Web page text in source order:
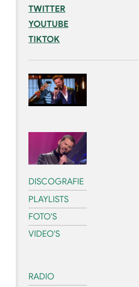
TWITTER
YOUTUBE
TIKTOK
DISCOGRAFIE
PLAYLISTS
FOTO'S
VIDEO'S
RADIO